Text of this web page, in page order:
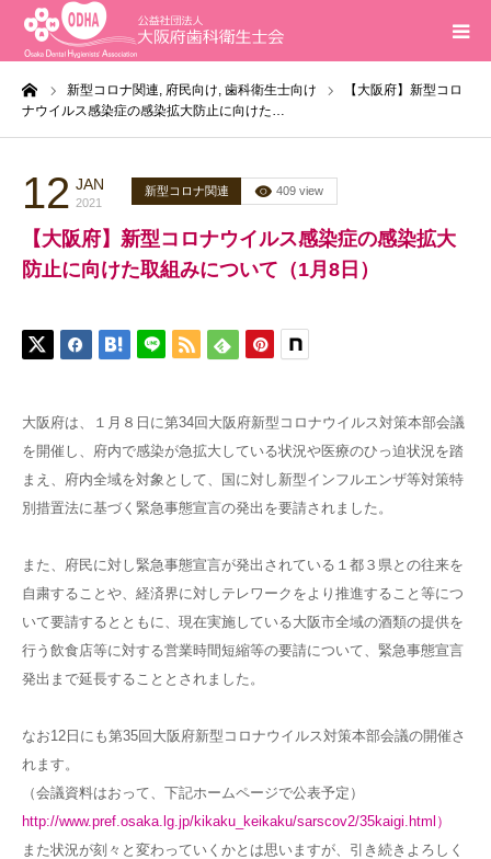
新型コロナ関連, 府民向け, 歯科衛生士向け
【大阪府】新型コロ
ナウイルス感染症の感染拡大防止に向けた…
12 JAN
2021
新型コロナ関連 409 view
【大阪府】新型コロナウイルス感染症の感染拡大
防止に向けた取組みについて（1月8日）
大阪府は、１月８日に第34回大阪府新型コロナウイルス対策本部会議
を開催し、府内で感染が急拡大している状況や医療のひっ迫状況を踏
まえ、府内全域を対象として、国に対し新型インフルエンザ等対策特
別措置法に基づく緊急事態宣言の発出を要請されました。
また、府民に対し緊急事態宣言が発出されている１都３県との往来を
自粛することや、経済界に対しテレワークをより推進すること等につ
いて要請するとともに、現在実施している大阪市全域の酒類の提供を
行う飲食店等に対する営業時間短縮等の要請について、緊急事態宣言
発出まで延長することとされました。
なお12日にも第35回大阪府新型コロナウイルス対策本部会議の開催さ
れます。
（会議資料はおって、下記ホームページで公表予定）
http://www.pref.osaka.lg.jp/kikaku_keikaku/sarscov2/35kaigi.html）
また状況が刻々と変わっていくかとは思いますが、引き続きよろしく
ホーム
活動報告
研修会